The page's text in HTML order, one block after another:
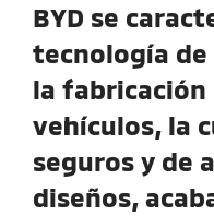
BYD se
tecnología
la fabricación
vehículos, la
seguros y de
diseños,